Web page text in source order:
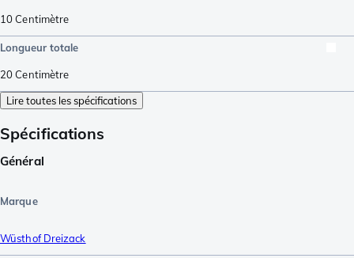
10Centimètre
Longueur totale
20Centimètre
Lire toutes les spécifications
Spécifications
Général
Marque
Wüsthof Dreizack